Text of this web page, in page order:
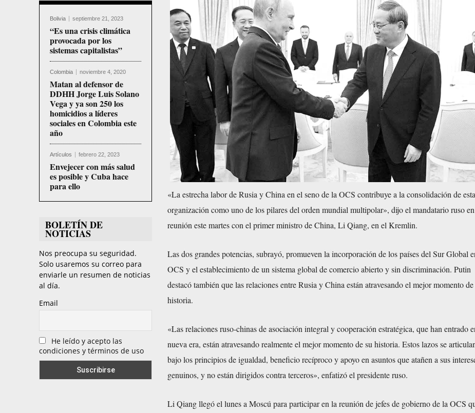
Bolivia septiembre 21, 2023
“Es una crisis climática
provocada por los
sistemas capitalistas”
Colombia noviembre 4, 2020
Matan al defensor de
DDHH Jorge Luis Solano
Vega y ya son 250 los
homicidios a líderes
sociales en Colombia este
año
Artículos febrero 22, 2023
Envejecer con más salud
es posible y Cuba hace
para ello
BOLETÍN DE
NOTICIAS
Nos preocupa su seguridad.
Solo usaremos su correo para
enviarle un resumen de noticias
al día.
Email
He leído y acepto las
condiciones y términos de uso
«La estrecha labor de Rusia y China en el seno de la OCS contribuye a la consolidación de esta
organización como uno de los pilares del orden mundial multipolar», dijo el mandatario ruso
reunión este martes con el primer ministro de China, Li Qiang, en el Kremlin.
Las dos grandes potencias, subrayó, promueven la incorporación de los países del Sur Global
OCS y el establecimiento de un sistema global de comercio abierto y sin discriminación. Putin
destacó también que las relaciones entre Rusia y China están atravesando el mejor momento
historia.
«Las relaciones ruso-chinas de asociación integral y cooperación estratégica, que han entrado
nueva era, están atravesando realmente el mejor momento de su historia. Estos lazos se
bajo los principios de igualdad, beneficio recíproco y apoyo en asuntos que atañen a sus
genuinos, y no están dirigidos contra terceros», enfatizó el presidente ruso.
Li Qiang llegó el lunes a Moscú para participar en la reunión de jefes de gobierno de la OCS